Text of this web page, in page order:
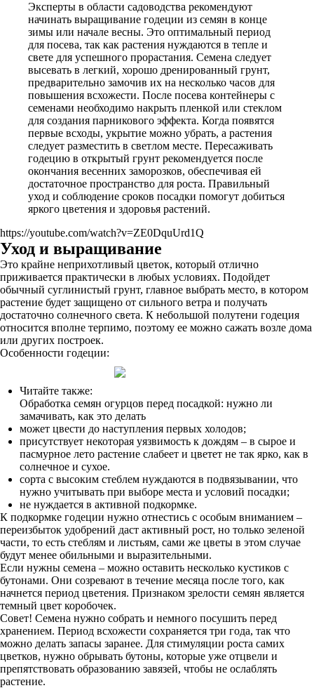
Эксперты в области садоводства рекомендуют
начинать выращивание годеции из семян в конце
зимы или начале весны. Это оптимальный период
для посева, так как растения нуждаются в тепле и
свете для успешного прорастания. Семена следует
высевать в легкий, хорошо дренированный грунт,
предварительно замочив их на несколько часов для
повышения всхожести. После посева контейнеры с
семенами необходимо накрыть пленкой или стеклом
для создания парникового эффекта. Когда появятся
первые всходы, укрытие можно убрать, а растения
следует разместить в светлом месте. Пересаживать
годецию в открытый грунт рекомендуется после
окончания весенних заморозков, обеспечивая ей
достаточное пространство для роста. Правильный
уход и соблюдение сроков посадки помогут добиться
яркого цветения и здоровья растений.
https://youtube.com/watch?v=ZE0DquUrd1Q
Уход и выращивание
Это крайне неприхотливый цветок, который отлично
приживается практически в любых условиях. Подойдет
обычный суглинистый грунт, главное выбрать место, в котором
растение будет защищено от сильного ветра и получать
достаточно солнечного света. К небольшой полутени годеция
относится вполне терпимо, поэтому ее можно сажать возле дома
или других построек.
Особенности годеции:
Читайте также:
Обработка семян огурцов перед посадкой: нужно ли
замачивать, как это делать
может цвести до наступления первых холодов;
присутствует некоторая уязвимость к дождям – в сырое и
пасмурное лето растение слабеет и цветет не так ярко, как в
солнечное и сухое.
сорта с высоким стеблем нуждаются в подвязывании, что
нужно учитывать при выборе места и условий посадки;
не нуждается в активной подкормке.
К подкормке годеции нужно отнестись с особым вниманием –
переизбыток удобрений даст активный рост, но только зеленой
части, то есть стеблям и листьям, сами же цветы в этом случае
будут менее обильными и выразительными.
Если нужны семена – можно оставить несколько кустиков с
бутонами. Они созревают в течение месяца после того, как
начнется период цветения. Признаком зрелости семян является
темный цвет коробочек.
Совет! Семена нужно собрать и немного посушить перед
хранением. Период всхожести сохраняется три года, так что
можно делать запасы заранее. Для стимуляции роста самих
цветков, нужно обрывать бутоны, которые уже отцвели и
препятствовать образованию завязей, чтобы не ослаблять
растение.